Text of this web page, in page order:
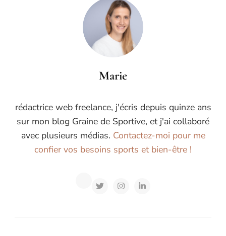
Marie
rédactrice web freelance, j'écris depuis quinze ans
sur mon blog Graine de Sportive, et j'ai collaboré
avec plusieurs médias. Contactez-moi pour me
confier vos besoins sports et bien-être !